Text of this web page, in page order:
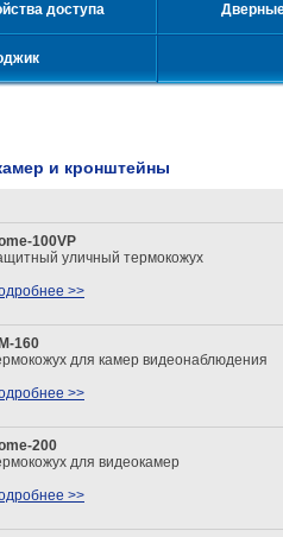
доступа
и кронштейны
100VP
уличный термокожух
>>
160
для камер видеонаблюдения
>>
200
для видеокамер
>>